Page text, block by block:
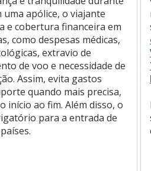
uma apólice, o viajante
e cobertura financeira em
como despesas médicas,
extravio de
de voo e necessidade de
Assim, evita gastos
quando mais precisa,
início ao fim. Além disso, o
para a entrada de